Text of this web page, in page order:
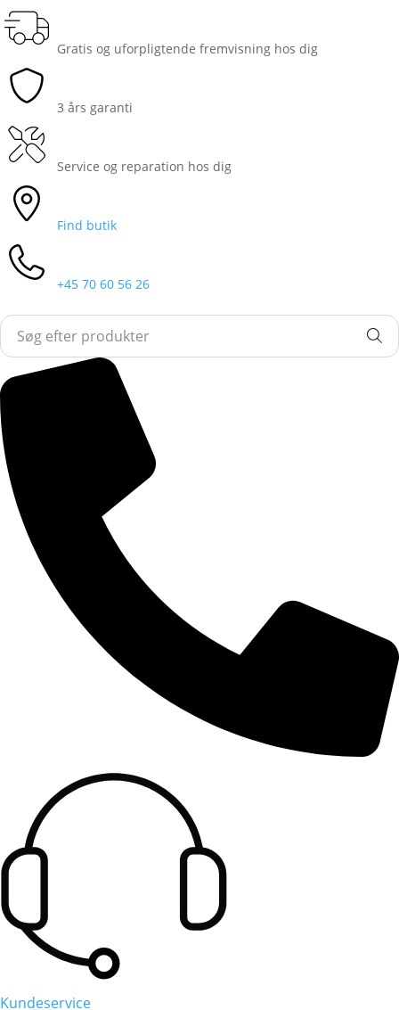
Gratis og uforpligtende fremvisning hos dig
3 års garanti
Service og reparation hos dig
Find butik
+45 70 60 56 26
Kundeservice